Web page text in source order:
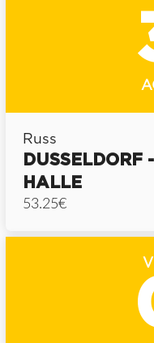
Russ
HALLE
53.25€